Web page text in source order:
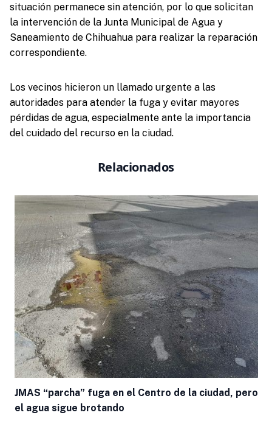
situación permanece sin atención, por lo que solicitan
la intervención de la Junta Municipal de Agua y
Saneamiento de Chihuahua para realizar la reparación
correspondiente.
Los vecinos hicieron un llamado urgente a las
autoridades para atender la fuga y evitar mayores
pérdidas de agua, especialmente ante la importancia
del cuidado del recurso en la ciudad.
Relacionados
JMAS “parcha” fuga en el Centro de la ciudad, pero
el agua sigue brotando